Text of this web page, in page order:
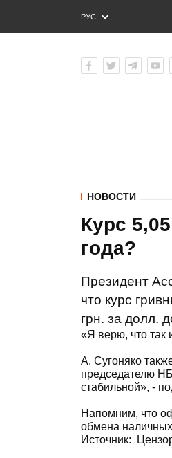
РУС
ENG
НОВОСТИ
Курс
года?
Президент
что курс
грн. за долл.
«Я верю, что так
А. Сугоняко
председателю
стабильной», -
Напомним, что
обмена наличных
Источник: